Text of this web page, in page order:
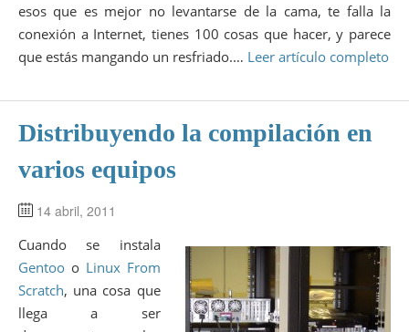
esos que es mejor no levantarse de la cama, te falla la
conexión a Internet, tienes 100 cosas que hacer, y parece
que estás mangando un resfriado.… Leer artículo completo
Distribuyendo la compilación en
varios equipos
14 abril, 2011
Cuando se instala
Gentoo o Linux From
Scratch, una cosa que
llega a ser